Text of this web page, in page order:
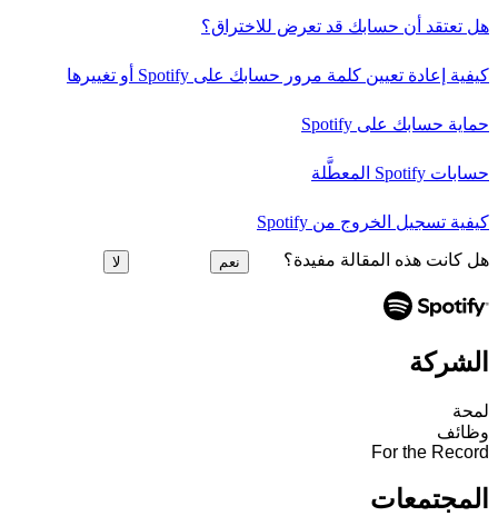
هل تعتقد أن حسابك قد تعرض للاختراق؟
كيفية إعادة تعيين كلمة مرور حسابك على Spotify أو تغييرها
حماية حسابك على Spotify
حسابات Spotify المعطَّلة
كيفية تسجيل الخروج من Spotify
هل كانت هذه المقالة مفيدة؟ نعم لا
الشركة
لمحة
وظائف
For the Record
المجتمعات